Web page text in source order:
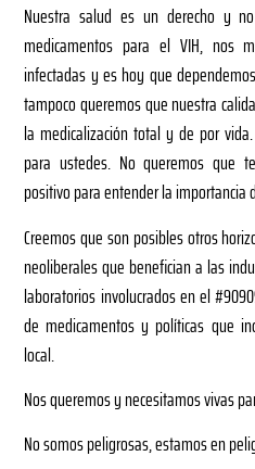
Nuestra salud es un derecho y
medicamentos para el VIH, nos
infectadas y es hoy que
tampoco queremos que nuestra
la medicalización total y de por
para ustedes. No queremos que
positivo para entender la importancia
Creemos que son posibles otros
neoliberales que benefician a las
laboratorios involucrados en el
de medicamentos y políticas que
local.
Nos queremos y necesitamos vivas
No somos peligrosas, estamos en